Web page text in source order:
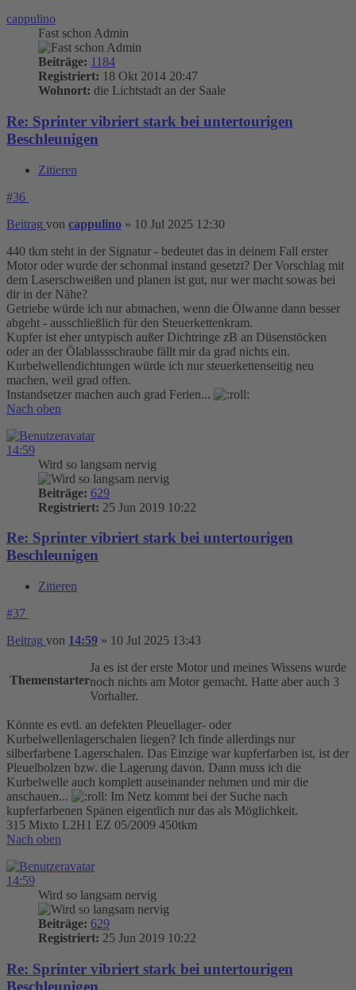
cappulino
Fast schon Admin
Beiträge: 1184
Registriert: 18 Okt 2014 20:47
Wohnort: die Lichtstadt an der Saale
Re: Sprinter vibriert stark bei untertourigen
Beschleunigen
Zitieren
#36
Beitrag von cappulino » 10 Jul 2025 12:30
440 tkm steht in der Signatur - bedeutet das in deinem Fall erster
Motor oder wurde der schonmal instand gesetzt? Der Vorschlag mit
dem Laserschweißen und planen ist gut, nur wer macht sowas bei
dir in der Nähe?
Getriebe würde ich nur abmachen, wenn die Ölwanne dann besser
abgeht - ausschließlich für den Steuerkettenkram.
Kupfer ist eher untypisch außer Dichtringe zB an Düsenstöcken
oder an der Ölablassschraube fällt mir da grad nichts ein.
Kurbelwellendichtungen würde ich nur steuerkettenseitig neu
machen, weil grad offen.
Instandsetzer machen auch grad Ferien...
Nach oben
14:59
Wird so langsam nervig
Beiträge: 629
Registriert: 25 Jun 2019 10:22
Re: Sprinter vibriert stark bei untertourigen
Beschleunigen
Zitieren
#37
Beitrag von 14:59 » 10 Jul 2025 13:43
Themenstarter
Ja es ist der erste Motor und meines Wissens wurde
noch nichts am Motor gemacht. Hatte aber auch 3
Vorhalter.
Könnte es evtl. an defekten Pleuellager- oder
Kurbelwellenlagerschalen liegen? Ich finde allerdings nur
silberfarbene Lagerschalen. Das Einzige war kupferfarben ist, ist der
Pleuelbolzen bzw. die Lagerung davon. Dann muss ich die
Kurbelwelle auch komplett auseinander nehmen und mir die
anschauen...
Im Netz kommt bei der Suche nach
kupferfarbenen Spänen eigentlich nur das als Möglichkeit.
315 Mixto L2H1 EZ 05/2009 450tkm
Nach oben
14:59
Wird so langsam nervig
Beiträge: 629
Registriert: 25 Jun 2019 10:22
Re: Sprinter vibriert stark bei untertourigen
Beschleunigen